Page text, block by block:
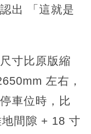
出 「這就是
寸比原版縮
左右，
車位時，比
間隙 + 18 寸